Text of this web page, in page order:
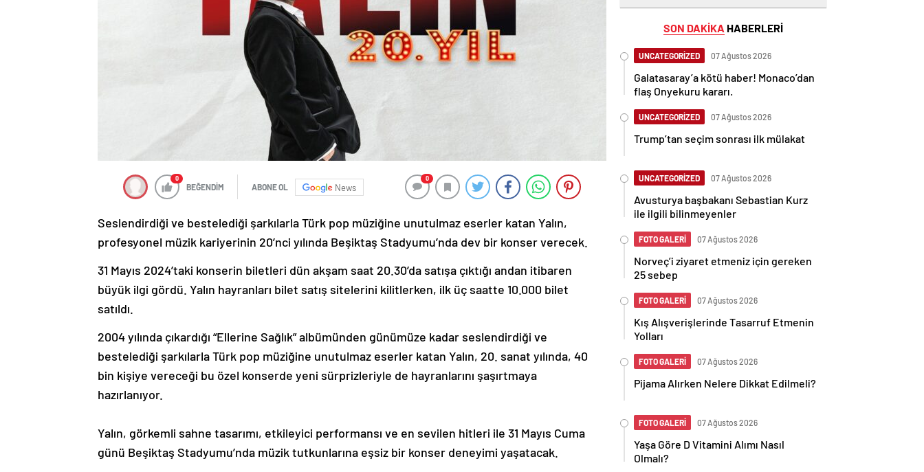
0
BEĞENDİM ABONE OL News
0
Seslendirdiği ve bestelediği şarkılarla Türk pop müziğine unutulmaz eserler katan Yalın,
profesyonel müzik kariyerinin 20’nci yılında Beşiktaş Stadyumu’nda dev bir konser verecek.
31 Mayıs 2024’taki konserin biletleri dün akşam saat 20.30’da satışa çıktığı andan itibaren
büyük ilgi gördü. Yalın hayranları bilet satış sitelerini kilitlerken, ilk üç saatte 10.000 bilet
satıldı.
2004 yılında çıkardığı “Ellerine Sağlık” albümünden günümüze kadar seslendirdiği ve
bestelediği şarkılarla Türk pop müziğine unutulmaz eserler katan Yalın, 20. sanat yılında, 40
bin kişiye vereceği bu özel konserde yeni sürprizleriyle de hayranlarını şaşırtmaya
hazırlanıyor.
Yalın, görkemli sahne tasarımı, etkileyici performansı ve en sevilen hitleri ile 31 Mayıs Cuma
günü Beşiktaş Stadyumu’nda müzik tutkunlarına eşsiz bir konser deneyimi yaşatacak.
SON DAKİKA HABERLERİ
UNCATEGORİZED 07 Ağustos 2026
Galatasaray’a kötü haber! Monaco’dan
flaş Onyekuru kararı.
UNCATEGORİZED 07 Ağustos 2026
Trump’tan seçim sonrası ilk mülakat
UNCATEGORİZED 07 Ağustos 2026
Avusturya başbakanı Sebastian Kurz
ile ilgili bilinmeyenler
FOTO GALERİ 07 Ağustos 2026
Norveç’i ziyaret etmeniz için gereken
25 sebep
FOTO GALERİ 07 Ağustos 2026
Kış Alışverişlerinde Tasarruf Etmenin
Yolları
FOTO GALERİ 07 Ağustos 2026
Pijama Alırken Nelere Dikkat Edilmeli?
FOTO GALERİ 07 Ağustos 2026
Yaşa Göre D Vitamini Alımı Nasıl
Olmalı?